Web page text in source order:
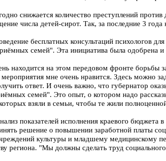
снижается количество преступлений против
числа детей-сирот. Так, за последние 3 года
бесплатных консультаций психологов
семей". Эта инициатива была одобрена
находится на этом передовом фронте борьбы
мне очень нравится. Здесь можно
ответ. И очень важно, что губернатор
семей". Это опыт, о котором надо
взяли в семьи, чтобы те жили
показателей исполнения краевого бюджета в
решение о повышении заработной платы
культуры и младшему медицинскому
региона. "Мы должны сделать труд